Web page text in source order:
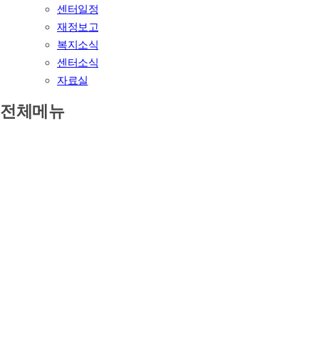
센터일정
재정보고
복지소식
센터소식
자료실
전체메뉴